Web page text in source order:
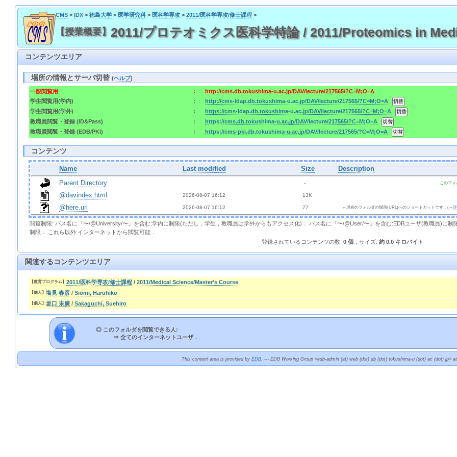
CMS> IDX> 徳島大学> 医学研究科> 医科学専攻> 2011/医科学専攻/修士課程>
【授業概要】 2011/プロテオミクス医科学特論 / 2011/Proteomics in
コンテンツエリア
場所の情報とサーバ切替(ヘルプ)
一般閲覧用 :
http://cms.db.tokushima-u.ac.jp/DAV/lecture/217565/?C=M;O=A
学生閲覧用(学内)
:
http://cms-ldap.db.tokushima-u.ac.jp/DAV/lecture/217565/?C=M;O=A
学生閲覧用(学外)
:
https://cms-ldap.db.tokushima-u.ac.jp/DAV/lecture/217565/?C=M;O=A
教職員閲覧・登録 (ID&Pass)
:
https://cms.db.tokushima-u.ac.jp/DAV/lecture/217565/?C=M;O=A
教職員閲覧・登録 (EDB/PKI)
: https://cms-pki.db.tokushima-u.ac.jp/DAV/lecture/217565/?C=M;O=A
コンテンツ
Name Last modified Size
Description
Parent Directory
  -
このフ
@davindex.html 2026-08-07 16:12 13K
@here.url 2026-08-07 16:12 77 ←現在のフォルダの場所(URL)へのショートカットです．(→
閲覧制限: パス名に『〜/@University/〜』を含む:学内に制限(ただし，学生，教職員は学外からもアクセス化)． パス名に『〜/@User/〜』を含む:EDBユーザ(教職員)に
制限． これら以外:インターネットから閲覧可能．
登録されているコンテンツの数:0 個 ，サイズ:約 0.0 キロバイト
関連するコンテンツエリア
【教育プログラム】2011/医科学専攻/修士課程 /2011/Medical Science/Master's Course
【個人】塩見 春彦 /Siomi, Haruhiko
【個人】坂口 末廣 /Sakaguchi, Suehiro
◎ このフォルダを閲覧できる人:
⇒全てのインターネットユーザ．
This content area is provided byEDB. --- EDB Working Group <edb-admin (at) web (dot) db (dot) tokushima-u (dot) ac (dot) jp>